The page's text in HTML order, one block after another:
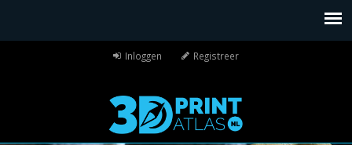
Inloggen Registreer